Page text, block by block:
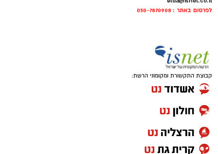
לפרסום באתר : 050-7870908
קבוצת התקשורת ומקומוני הרשת: